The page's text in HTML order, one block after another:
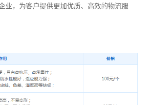
业，为客户提供更加优质、高效的物流服